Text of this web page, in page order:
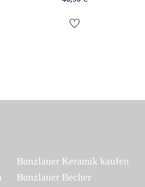
Bunzlauer Keramik kaufen
Bunzlauer Becher